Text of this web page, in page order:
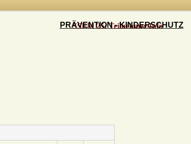
PRÄVENTION - KINDERSCHUTZ
SSEM 25: Teilnehmer-Info